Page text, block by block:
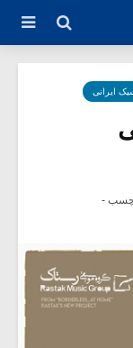
ایرانی